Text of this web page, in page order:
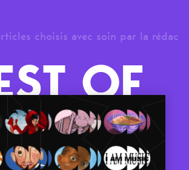
choisis avec soin par la rédac
OF